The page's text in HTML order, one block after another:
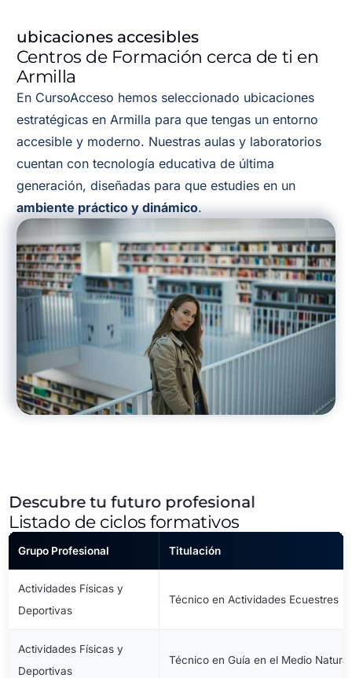
ubicaciones accesibles
Centros de Formación cerca de ti en
Armilla
En CursoAcceso hemos seleccionado ubicaciones
estratégicas en Armilla para que tengas un entorno
accesible y moderno. Nuestras aulas y laboratorios
cuentan con tecnología educativa de última
generación, diseñadas para que estudies en un
ambiente práctico y dinámico.
Descubre tu futuro profesional
Listado de ciclos formativos
Grupo Profesional Titulación
Actividades Físicas y
Deportivas
Técnico en Actividades Ecuestres
Actividades Físicas y
Deportivas
Técnico en Guía en el Medio